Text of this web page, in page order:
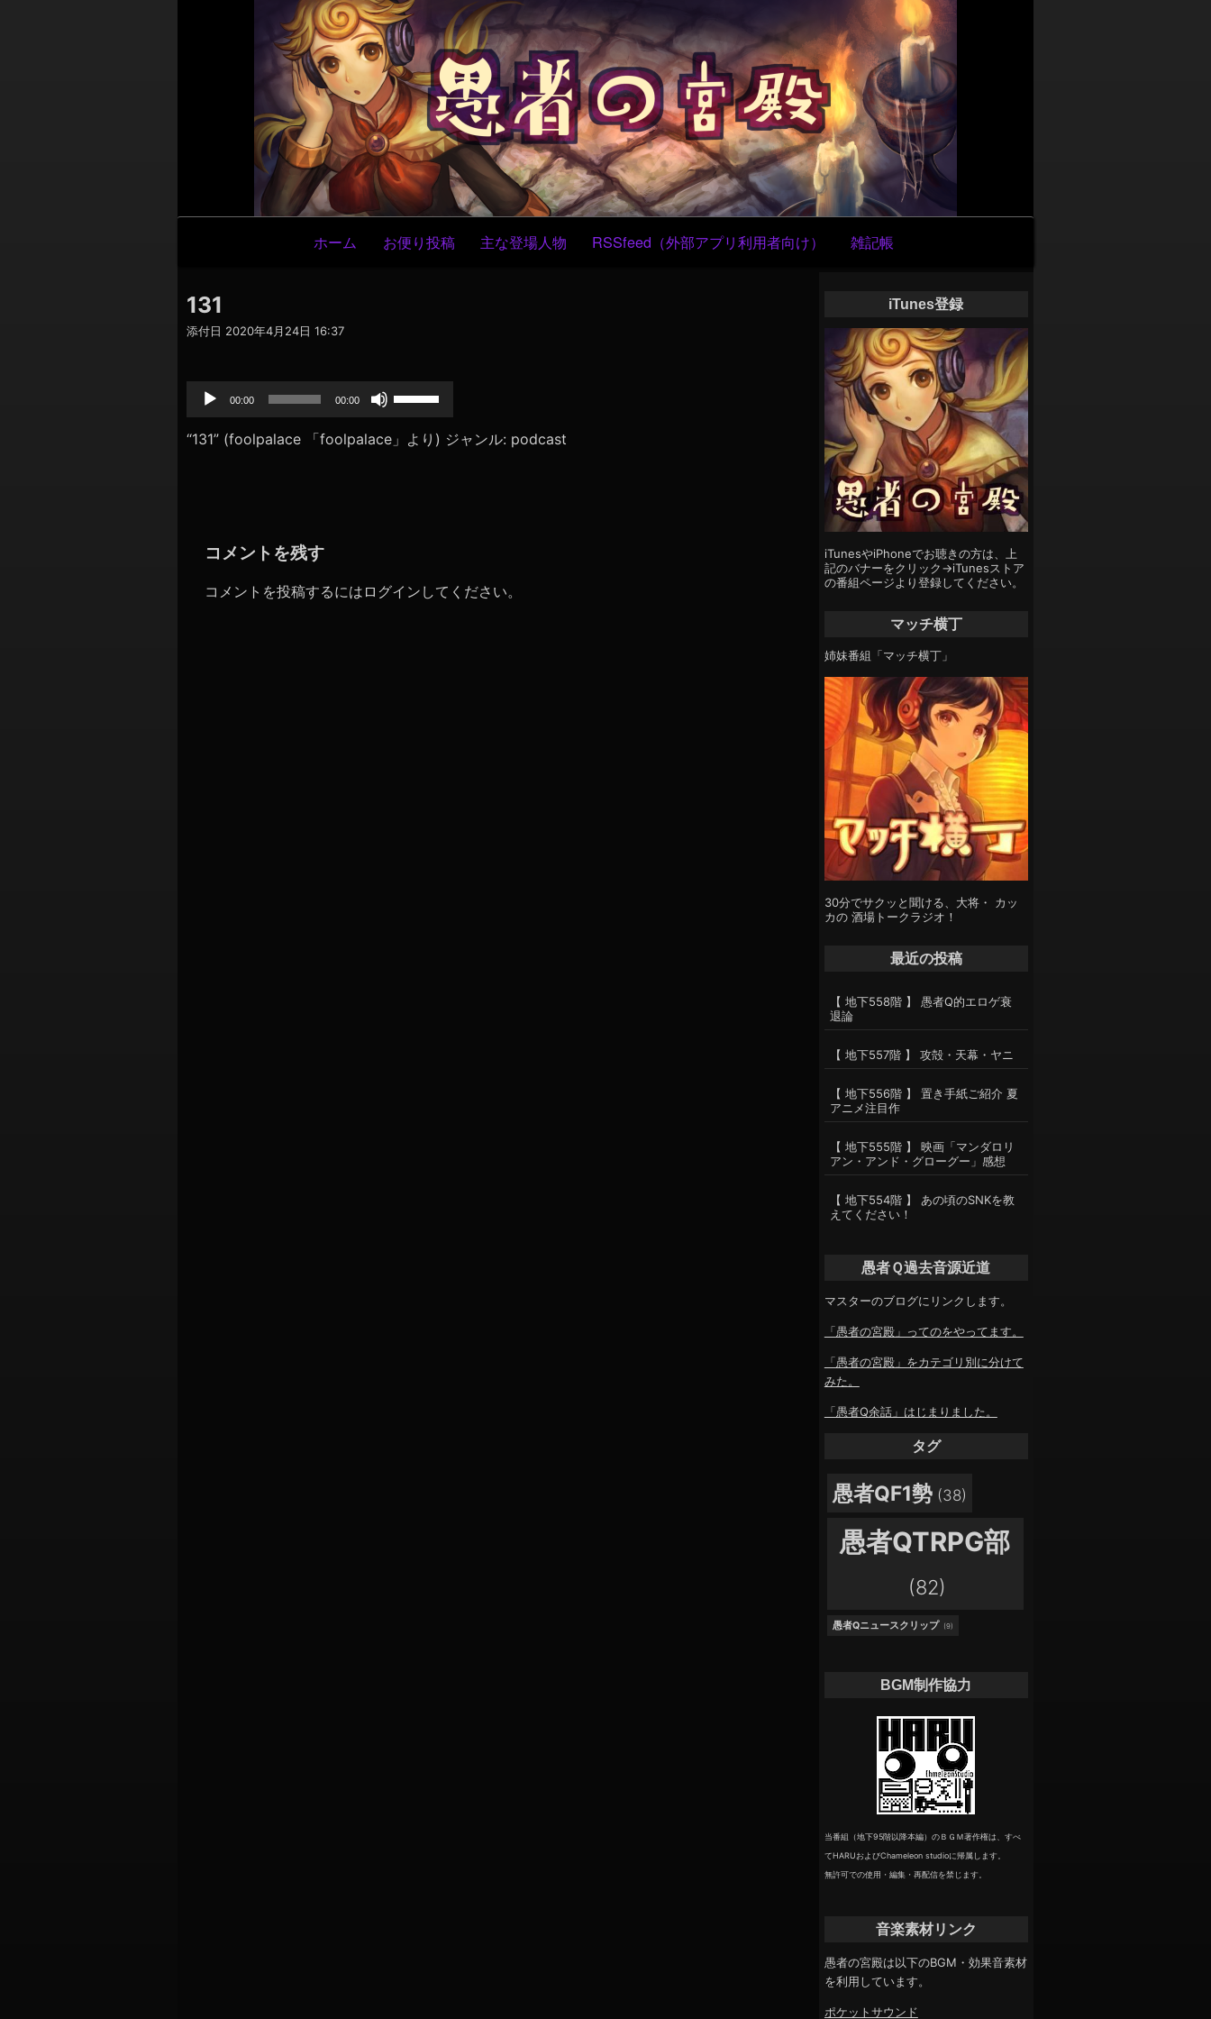
ン
テ
ン
ツ
へ
ス
キ
ッ
プ
ナ
ビ
シ
ョ
ホーム お便り投稿 主な登場人物 RSSfeed（外部アプリ利用者向け） 雑記帳
131
添付日 2020年4月24日 16:37
声
レ
ー
00:00 00:00
リ
ー
印
“131” (foolpalace 「foolpalace」より) ジャンル: podcast
コメントを残す
コメントを投稿するには ログイン してください。
iTunes登録
iTunesやiPhoneでお聴きの方は、上
記のバナーをクリック→iTunesストア
の番組ページより登録してください。
マッチ横丁
姉妹番組「マッチ横丁」
30分でサクッと聞ける、大将・ カッ
カの 酒場トークラジオ！
最近の投稿
【 地下558階 】 愚者Q的エロゲ衰
退論
【 地下557階 】 攻殻・天幕・ヤニ
【 地下556階 】 置き手紙ご紹介 夏
アニメ注目作
【 地下555階 】 映画「マンダロリ
アン・アンド・グローグー」感想
【 地下554階 】 あの頃のSNKを教
えてください！
愚者Ｑ過去音源近道
マスターのブログにリンクします。
「愚者の宮殿」ってのをやってます。
「愚者の宮殿」をカテゴリ別に分けて
みた。
「愚者Q余話」はじまりました。
タグ
愚者QF1勢 (38)
愚者QTRPG部
(82)
愚者Qニュースクリップ (9)
BGM制作協力
当番組（地下95階以降本編）のＢＧＭ著作権は、すべ
てHARUおよびChameleon studioに帰属します。
無許可での使用・編集・再配信を禁じます。
音楽素材リンク
愚者の宮殿は以下のBGM・効果音素材
を利用しています。
ポケットサウンド